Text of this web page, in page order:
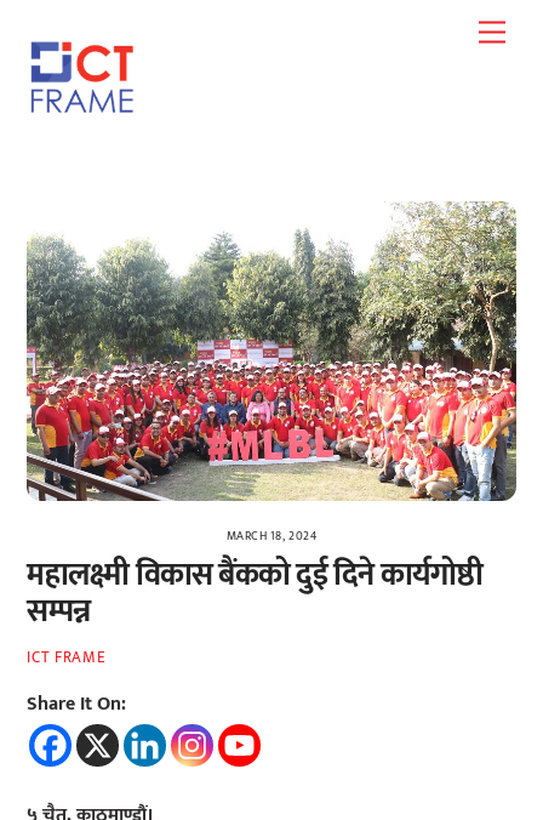
content
MARCH 18, 2024
महालक्ष्मी विकास बैंकको दुई दिने कार्यगोष्ठी
सम्पन्न
ICT FRAME
Share It On: